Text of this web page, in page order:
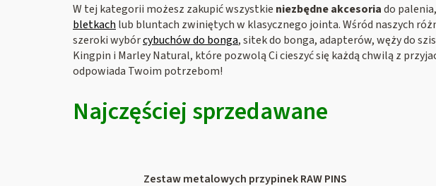
W tej kategorii możesz zakupić wszystkie niezbędne akcesoriado
bletkach lub bluntach zwiniętych w klasycznego jointa. Wśród naszych
szeroki wybórcybuchów do bonga, sitek do bonga, adapterów, węży do
Kingpin i Marley Natural, które pozwolą Ci cieszyć się każdą chwilą z
odpowiada Twoim potrzebom!
Najczęściej sprzedawane
Zestaw metalowych przypinek RAW PINS